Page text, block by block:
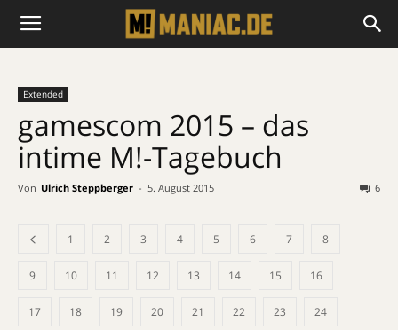
Extended
gamescom 2015 – das
intime M!-Tagebuch
Von Ulrich Steppberger - 5. August 2015 6
1 2 3 4 5 6 7 8
9 10 11 12 13 14 15 16
17 18 19 20 21 22 23 24